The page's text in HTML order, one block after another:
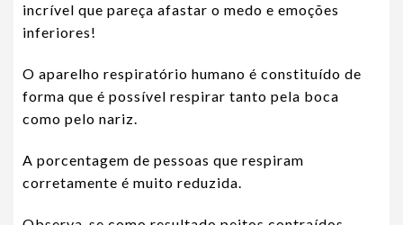
incrível que pareça afastar o medo e emoções
inferiores!
O aparelho respiratório humano é constituído de
forma que é possível respirar tanto pela boca
como pelo nariz.
A porcentagem de pessoas que respiram
corretamente é muito reduzida.